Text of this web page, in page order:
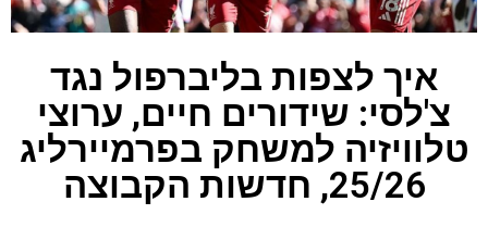
איך לצפות בליברפול נגד
צ'לסי: שידורים חיים, ערוצי
טלוויזיה למשחק בפרמיירליג
25/26, חדשות הקבוצה